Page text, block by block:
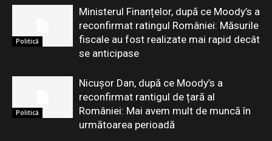
Politică
Ministerul Finanțelor, după ce Moody’s a
reconfirmat ratingul României: Măsurile
fiscale au fost realizate mai rapid decât
se anticipase
Politică
Nicușor Dan, după ce Moody’s a
reconfirmat rantigul de țară al
României: Mai avem mult de muncă în
următoarea perioadă